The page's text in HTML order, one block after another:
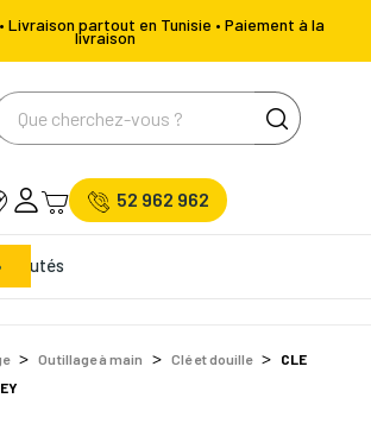
Livraison partout en Tunisie • Paiement à la
livraison
52 962 962
Outillage à main Clé et douille
CLE